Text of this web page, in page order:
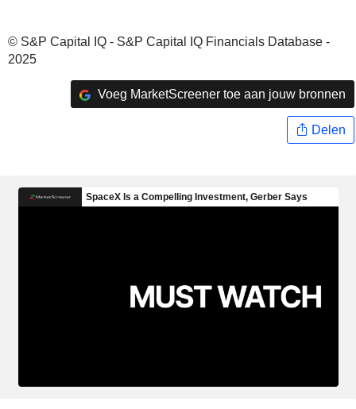
© S&P Capital IQ - S&P Capital IQ Financials Database -
2025
Voeg MarketScreener toe aan jouw bronnen
Delen